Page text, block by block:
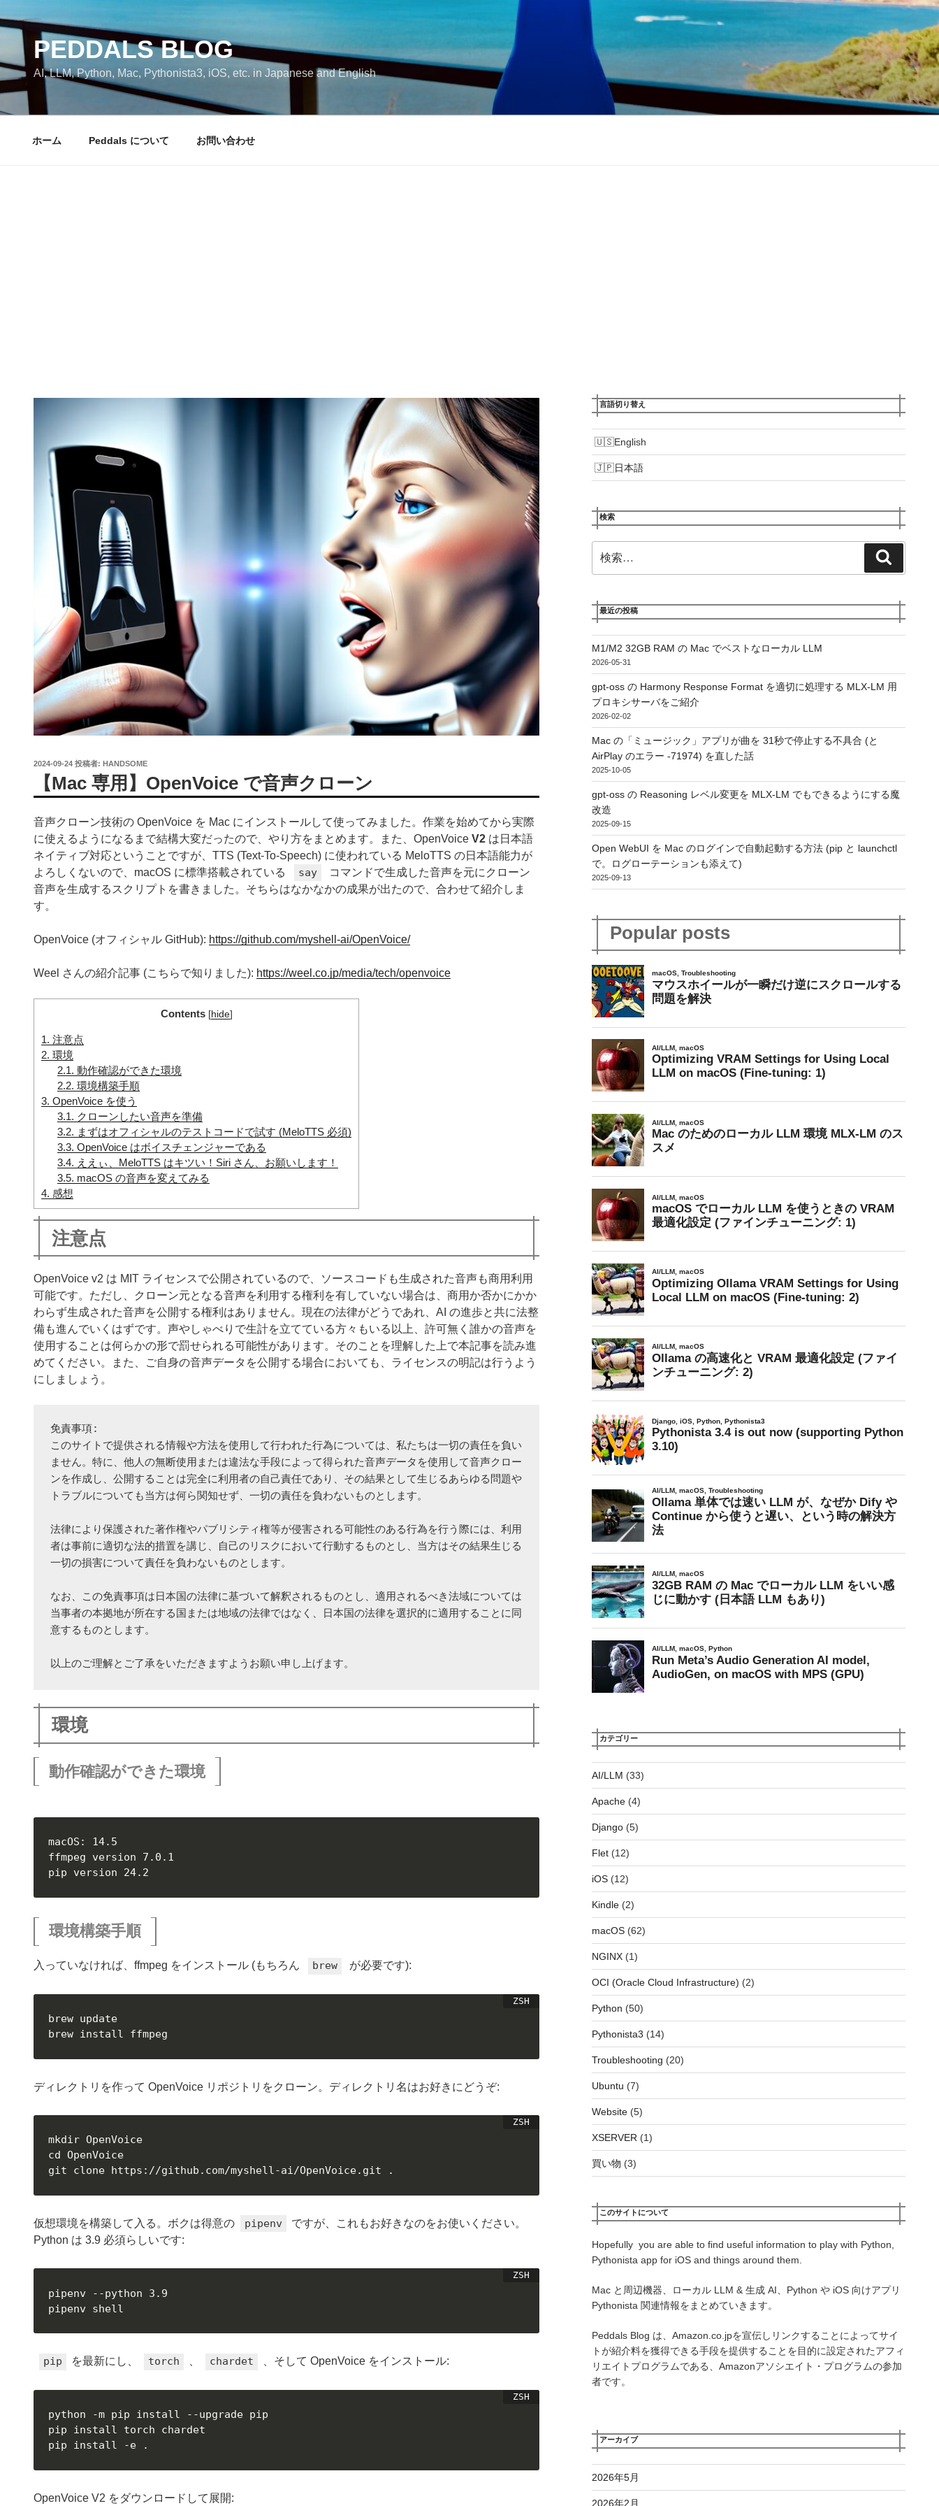
ン
ン
へ
ス
PEDDALS BLOG
AI, LLM, Python, Mac, Pythonista3, iOS, etc. in Japanese and English
ホーム Peddals について お問い合わせ
投
2024-09-24 投稿者: HANDSOME
【Mac 専用】OpenVoice で音声クローン
音声クローン技術の OpenVoice を Mac にインストールして使ってみました。作業を始めてから実際
に使えるようになるまで結構大変だったので、やり方をまとめます。また、OpenVoice V2 は日本語
ネイティブ対応ということですが、TTS (Text-To-Speech) に使われている MeloTTS の日本語能力が
よろしくないので、macOS に標準搭載されている
say
コマンドで生成した音声を元にクローン
音声を生成するスクリプトを書きました。そちらはなかなかの成果が出たので、合わせて紹介しま
す。
OpenVoice (オフィシャル GitHub): https://github.com/myshell-ai/OpenVoice/
Weel さんの紹介記事 (こちらで知りました): https://weel.co.jp/media/tech/openvoice
Contents [hide]
1. 注意点
2. 環境
2.1. 動作確認ができた環境
2.2. 環境構築手順
3. OpenVoice を使う
3.1. クローンしたい音声を準備
3.2. まずはオフィシャルのテストコードで試す (MeloTTS 必須)
3.3. OpenVoice はボイスチェンジャーである
3.4. ええぃ、MeloTTS はキツい！Siri さん、お願いします！
3.5. macOS の音声を変えてみる
4. 感想
注意点
OpenVoice v2 は MIT ライセンスで公開されているので、ソースコードも生成された音声も商用利用
可能です。ただし、クローン元となる音声を利用する権利を有していない場合は、商用か否かにかか
わらず生成された音声を公開する権利はありません。現在の法律がどうであれ、AI の進歩と共に法整
備も進んでいくはずです。声やしゃべりで生計を立てている方々もいる以上、許可無く誰かの音声を
使用することは何らかの形で罰せられる可能性があります。そのことを理解した上で本記事を読み進
めてください。また、ご自身の音声データを公開する場合においても、ライセンスの明記は行うよう
にしましょう。
免責事項:
このサイトで提供される情報や方法を使用して行われた行為については、私たちは一切の責任を負い
ません。特に、他人の無断使用または違法な手段によって得られた音声データを使用して音声クロー
ンを作成し、公開することは完全に利用者の自己責任であり、その結果として生じるあらゆる問題や
トラブルについても当方は何ら関知せず、一切の責任を負わないものとします。
法律により保護された著作権やパブリシティ権等が侵害される可能性のある行為を行う際には、利用
者は事前に適切な法的措置を講じ、自己のリスクにおいて行動するものとし、当方はその結果生じる
一切の損害について責任を負わないものとします。
なお、この免責事項は日本国の法律に基づいて解釈されるものとし、適用されるべき法域については
当事者の本拠地が所在する国または地域の法律ではなく、日本国の法律を選択的に適用することに同
意するものとします。
以上のご理解とご了承をいただきますようお願い申し上げます。
環境
動作確認ができた環境
macOS: 14.5
ffmpeg version 7.0.1
pip version 24.2
環境構築手順
入っていなければ、ffmpeg をインストール (もちろん brew が必要です):
brew update
brew install ffmpeg
ディレクトリを作って OpenVoice リポジトリをクローン。ディレクトリ名はお好きにどうぞ:
mkdir OpenVoice
cd OpenVoice
git clone https://github.com/myshell-ai/OpenVoice.git .
仮想環境を構築して入る。ボクは得意の pipenv
ですが、これもお好きなのをお使いください。
Python は 3.9 必須らしいです:
pipenv --python 3.9
pipenv shell
pip を最新にし、 torch 、 chardet 、そして OpenVoice をインストール:
python -m pip install --upgrade pip
pip install torch chardet
pip install -e .
OpenVoice V2 をダウンロードして展開:
言語切り替え
English
日本語
検索
索:
索
最近の投稿
M1/M2 32GB RAM の Mac でベストなローカル LLM
2026-05-31
gpt-oss の Harmony Response Format を適切に処理する MLX-LM 用
プロキシサーバをご紹介
2026-02-02
Mac の「ミュージック」アプリが曲を 31秒で停止する不具合 (と
AirPlay のエラー -71974) を直した話
2025-10-05
gpt-oss の Reasoning レベル変更を MLX-LM でもできるようにする魔
改造
2025-09-15
Open WebUI を Mac のログインで自動起動する方法 (pip と launchctl
で。ログローテーションも添えて)
2025-09-13
Popular posts
カテゴリー
AI/LLM (33)
Apache(4)
Django(5)
Flet(12)
iOS(12)
Kindle(2)
macOS(62)
NGINX(1)
OCI (Oracle Cloud Infrastructure) (2)
Python (50)
Pythonista3 (14)
Troubleshooting (20)
Ubuntu (7)
Website(5)
XSERVER(1)
買い物 (3)
このサイトについて
Hopefully you are able to find useful information to play with Python,
Pythonista app for iOS and things around them.
Mac と周辺機器、ローカル LLM & 生成 AI、Python や iOS 向けアプリ
Pythonista 関連情報をまとめていきます。
Peddals Blog は、Amazon.co.jpを宣伝しリンクすることによってサイ
トが紹介料を獲得できる手段を提供することを目的に設定されたアフィ
リエイトプログラムである、Amazonアソシエイト・プログラムの参加
者です。
アーカイブ
2026年5月
2026年2月